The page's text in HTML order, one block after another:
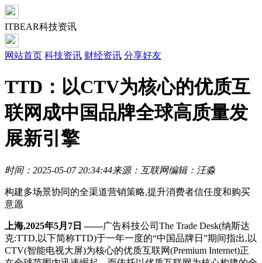
ITBEAR科技资讯
网站首页 科技资讯 财经资讯 分享好友
TTD：以CTV为核心的优质互
联网成中国品牌全球高质量发
展新引擎
时间：2025-05-07 20:34:44来源：互联网编辑：汪淼
构建多场景协同的全渠道营销策略,提升消费者信任度和购买
意愿
上海,2025年5月 7 日 ——广告科技公司The Trade Desk(纳斯达
克:TTD,以下简称TTD)于一年一度的“中国品牌日”期间指出,以
CTV(智能电视大屏)为核心的优质互联网(Premium Internet)正